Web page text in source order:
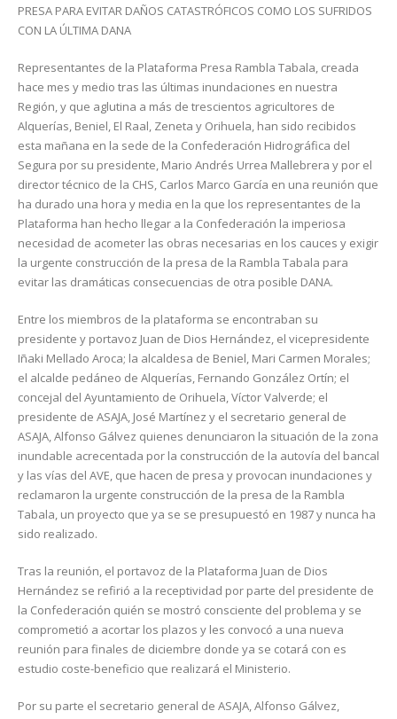
PRESA PARA EVITAR DAÑOS CATASTRÓFICOS COMO LOS SUFRIDOS
CON LA ÚLTIMA DANA
Representantes de la Plataforma Presa Rambla Tabala, creada
hace mes y medio tras las últimas inundaciones en nuestra
Región, y que aglutina a más de trescientos agricultores de
Alquerías, Beniel, El Raal, Zeneta y Orihuela, han sido recibidos
esta mañana en la sede de la Confederación Hidrográfica del
Segura por su presidente, Mario Andrés Urrea Mallebrera y por el
director técnico de la CHS, Carlos Marco García en una reunión que
ha durado una hora y media en la que los representantes de la
Plataforma han hecho llegar a la Confederación la imperiosa
necesidad de acometer las obras necesarias en los cauces y exigir
la urgente construcción de la presa de la Rambla Tabala para
evitar las dramáticas consecuencias de otra posible DANA.
Entre los miembros de la plataforma se encontraban su
presidente y portavoz Juan de Dios Hernández, el vicepresidente
Iñaki Mellado Aroca; la alcaldesa de Beniel, Mari Carmen Morales;
el alcalde pedáneo de Alquerías, Fernando González Ortín; el
concejal del Ayuntamiento de Orihuela, Víctor Valverde; el
presidente de ASAJA, José Martínez y el secretario general de
ASAJA, Alfonso Gálvez quienes denunciaron la situación de la zona
inundable acrecentada por la construcción de la autovía del bancal
y las vías del AVE, que hacen de presa y provocan inundaciones y
reclamaron la urgente construcción de la presa de la Rambla
Tabala, un proyecto que ya se se presupuestó en 1987 y nunca ha
sido realizado.
Tras la reunión, el portavoz de la Plataforma Juan de Dios
Hernández se refirió a la receptividad por parte del presidente de
la Confederación quién se mostró consciente del problema y se
comprometió a acortar los plazos y les convocó a una nueva
reunión para finales de diciembre donde ya se cotará con es
estudio coste-beneficio que realizará el Ministerio.
Por su parte el secretario general de ASAJA, Alfonso Gálvez,